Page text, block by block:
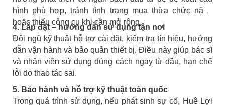
hình phù hợp, tránh tình trạng mua thừa chức năng
hoặc thiếu công cụ khi cần mở rộng.
4. Lắp đặt – hướng dẫn sử dụng tận nơi
Đội ngũ kỹ thuật hỗ trợ cài đặt, kiểm tra tín hiệu, hướng
dẫn vận hành và bảo quản thiết bị. Điều này giúp bác sĩ
và nhân viên sử dụng đúng cách ngay từ đầu, hạn chế
lỗi do thao tác sai.
5. Bảo hành và hỗ trợ kỹ thuật toàn quốc
Trong quá trình sử dụng, nếu phát sinh sự cố, Huê Lợi